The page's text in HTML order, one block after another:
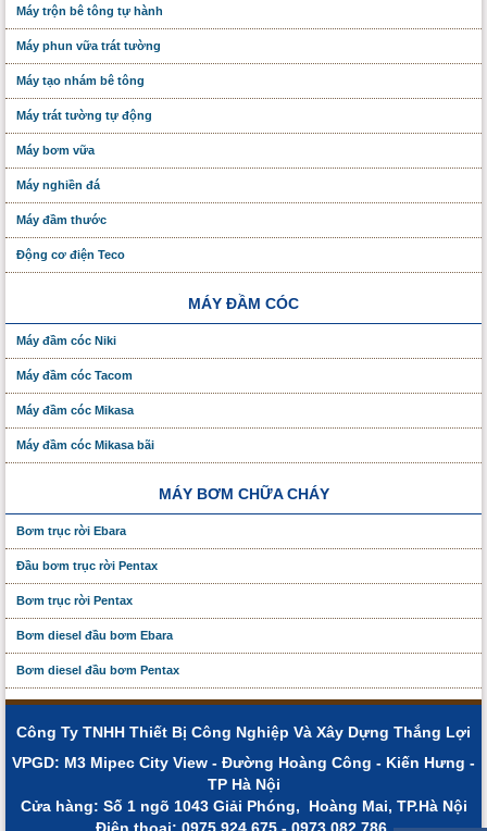
Máy trộn bê tông tự hành
Máy phun vữa trát tường
Máy tạo nhám bê tông
Máy trát tường tự động
Máy bơm vữa
Máy nghiền đá
Máy đầm thước
Động cơ điện Teco
MÁY ĐẦM CÓC
Máy đầm cóc Niki
Máy đầm cóc Tacom
Máy đầm cóc Mikasa
Máy đầm cóc Mikasa bãi
MÁY BƠM CHỮA CHÁY
Bơm trục rời Ebara
Đầu bơm trục rời Pentax
Bơm trục rời Pentax
Bơm diesel đầu bơm Ebara
Bơm diesel đầu bơm Pentax
Công Ty TNHH Thiết Bị Công Nghiệp Và Xây Dựng Thắng Lợi
VPGD: M3 Mipec City View - Đường Hoàng Công - Kiến Hưng -
TP Hà Nội
Cửa hàng: Số 1 ngõ 1043 Giải Phóng, Hoàng Mai, TP.Hà Nội